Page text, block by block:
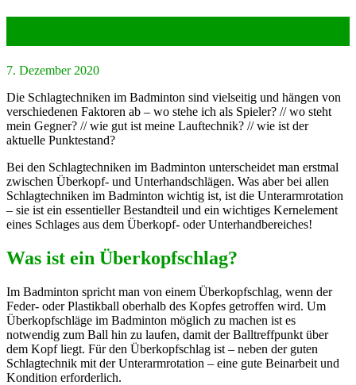
7. Dezember 2020
Die Schlagtechniken im Badminton sind vielseitig und hängen von
verschiedenen Faktoren ab – wo stehe ich als Spieler? // wo steht
mein Gegner? // wie gut ist meine Lauftechnik? // wie ist der
aktuelle Punktestand?
Bei den Schlagtechniken im Badminton unterscheidet man erstmal
zwischen Überkopf- und Unterhandschlägen. Was aber bei allen
Schlagtechniken im Badminton wichtig ist, ist die Unterarmrotation
– sie ist ein essentieller Bestandteil und ein wichtiges Kernelement
eines Schlages aus dem Überkopf- oder Unterhandbereiches!
Was ist ein Überkopfschlag?
Im Badminton spricht man von einem Überkopfschlag, wenn der
Feder- oder Plastikball oberhalb des Kopfes getroffen wird. Um
Überkopfschläge im Badminton möglich zu machen ist es
notwendig zum Ball hin zu laufen, damit der Balltreffpunkt über
dem Kopf liegt. Für den Überkopfschlag ist – neben der guten
Schlagtechnik mit der Unterarmrotation – eine gute Beinarbeit und
Kondition erforderlich.